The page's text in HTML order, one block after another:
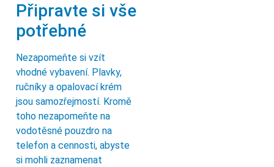
Připravte si vše
potřebné
Nezapomeňte si vzít
vhodné vybavení. Plavky,
ručníky a opalovací krém
jsou samozřejmostí. Kromě
toho nezapomeňte na
vodotěsné pouzdro na
telefon a cennosti, abyste
si mohli zaznamenat